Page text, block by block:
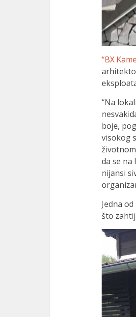
“BX
“Na
boje,
visokog
da se
nijansi
Jedna
što